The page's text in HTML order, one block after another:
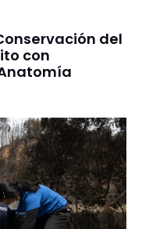
del
con